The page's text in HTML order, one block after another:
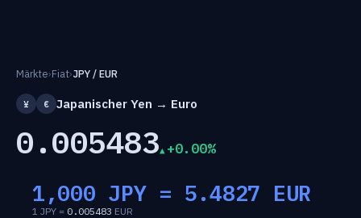
Märkte›Fiat›JPY / EUR
¥ € Japanischer Yen → Euro
0.005483 +0.00%
1,000 JPY = 5.4827 EUR
1 JPY = 0.005483 EUR